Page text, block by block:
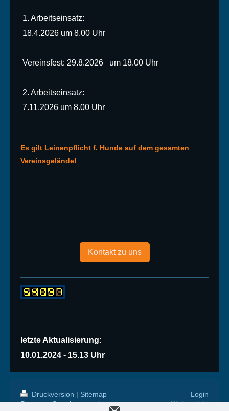
1. Arbeitseinsatz:
18.4.2026 um 8.00 Uhr
Vereinsfest: 29.8.2026 um 18.00 Uhr
2. Arbeitseinsatz:
7.11.2026 um 8.00 Uhr
Es gilt Leinenpflicht f. Hunde auf dem gesamten
Vereinsgelände!
Kontakt zu uns
letzte Aktualisierung:
10.01.2024 - 15.13 Uhr
Druckversion | Sitemap
Prerower Sportbootverein
Login
Webansicht